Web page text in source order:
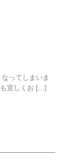
ってしまいま
も宜しくお […]